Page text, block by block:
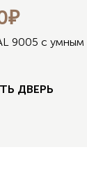
9005 с умным
ДВЕРЬ